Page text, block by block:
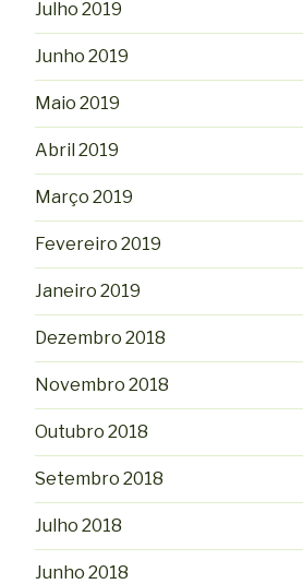
Julho 2019
Junho 2019
Maio 2019
Abril 2019
Março 2019
Fevereiro 2019
Janeiro 2019
Dezembro 2018
Novembro 2018
Outubro 2018
Setembro 2018
Julho 2018
Junho 2018